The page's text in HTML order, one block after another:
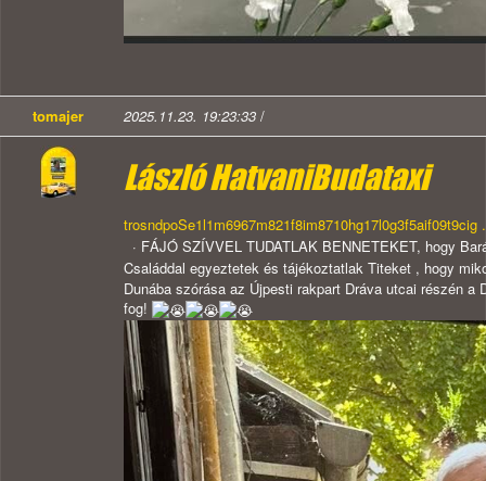
tomajer 2025.11.23. 19:23:33 /
László HatvaniBudataxi
trosndpoSe1l1m6967m821f8im8710hg17l0g3f5aif09t9cig .
· FÁJÓ SZÍVVEL TUDATLAK BENNETEKET, hogy
Családdal egyeztetek és tájékoztatlak Titeket , hogy
Dunába szórása az Újpesti rakpart Dráva utcai részén
fog!